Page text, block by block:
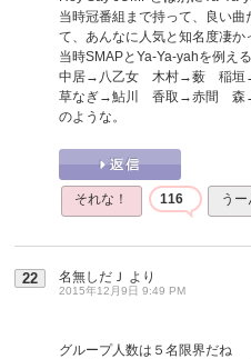
当時冠番組まで持って、良い
て、あんなに人気と知名度凄か
当時SMAPとYa-Ya-yahを例え
中居→八乙女 木村→薮 稲垣
草なぎ→鮎川 香取→赤間 森
のような。
それな！ 116 う
22 名無しだＪ より
2015年12月9日 9:49 PM
グループ人数は５名限界だね